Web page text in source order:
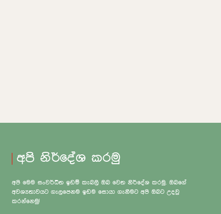
අපි නිර්දේශ කරමු
අපි මෙම සංවර්ධිත ඉඩම් කැබලි ඔබ වෙත නිර්දේශ කරමු. ඔබගේ
අවශ්‍යතාවයට ගැලපෙනම ඉඩම සොයා ගැනීමට අපි ඔබට උදවු
කරන්නෙමු!